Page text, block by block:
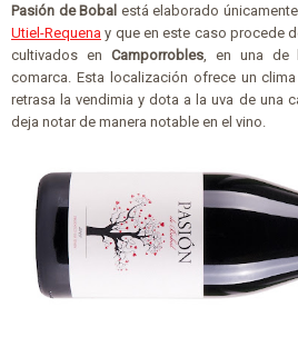
Pasión de Bobal está elaborado
Utiel-Requena y que en este caso procede
cultivados en Camporrobles, en una de
comarca. Esta localización ofrece un
retrasa la vendimia y dota a la uva de una
deja notar de manera notable en el vino.